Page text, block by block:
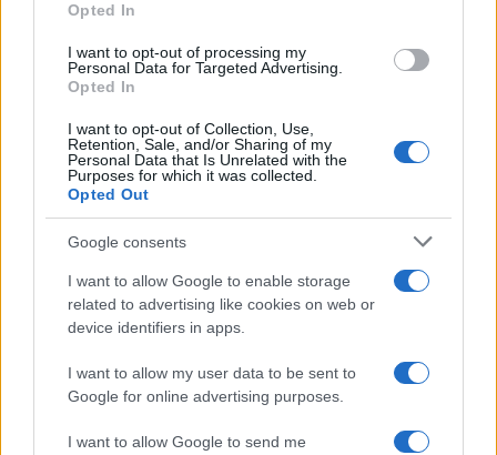
Opted In
I want to opt-out of processing my
Personal Data for Targeted Advertising.
Opted In
I want to opt-out of Collection, Use,
Retention, Sale, and/or Sharing of my
Personal Data that Is Unrelated with the
Purposes for which it was collected.
Opted Out
Google consents
I want to allow Google to enable storage
related to advertising like cookies on web or
device identifiers in apps.
I want to allow my user data to be sent to
Google for online advertising purposes.
I want to allow Google to send me
Quienes somos
Últimas Noticias
Señala una noticia
Actualidad.es es la gran fuente de información social. Actualidad,
su ciudad.